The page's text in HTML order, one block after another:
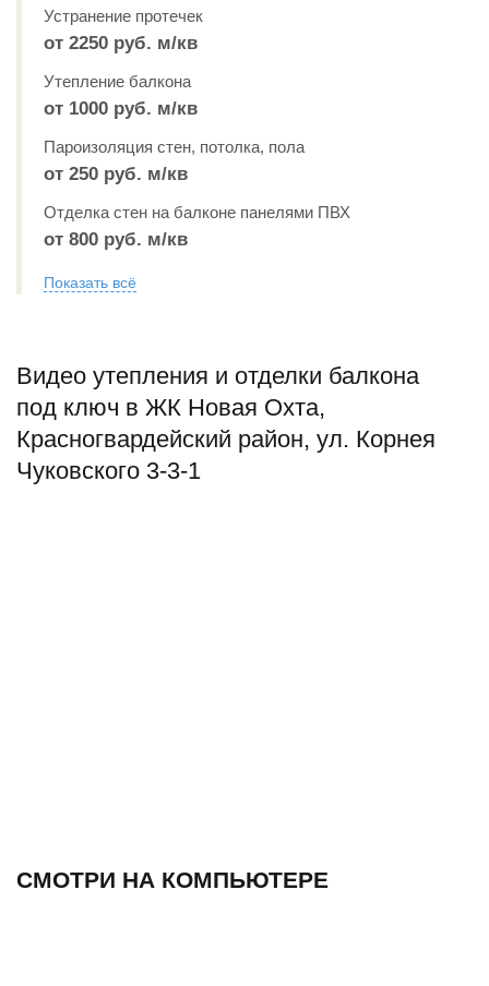
Устранение протечек
от 2250 руб. м/кв
Утепление балкона
от 1000 руб. м/кв
Пароизоляция стен, потолка, пола
от 250 руб. м/кв
Отделка стен на балконе панелями ПВХ
от 800 руб. м/кв
Показать всё
Видео утепления и отделки балкона
под ключ в ЖК Новая Охта,
Красногвардейский район, ул. Корнея
Чуковского 3-3-1
СМОТРИ НА КОМПЬЮТЕРЕ